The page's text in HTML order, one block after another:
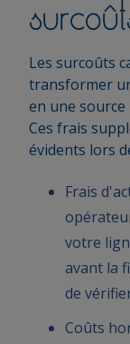
Les surcoûts
transformer
en une
Ces frais
évidents lors
Frais
votre
avant la
de
Coûts